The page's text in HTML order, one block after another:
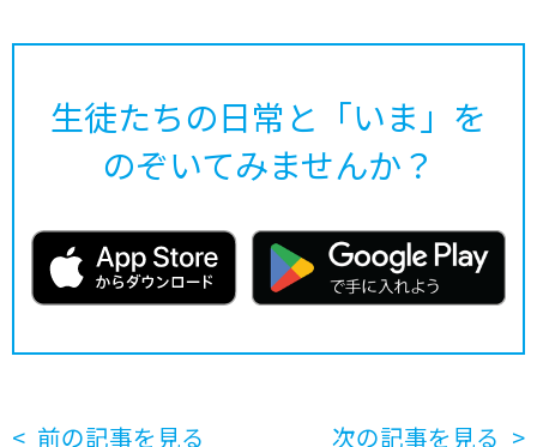
生徒たちの日常と「いま」を
のぞいてみませんか？
前の記事を見る 次の記事を見る